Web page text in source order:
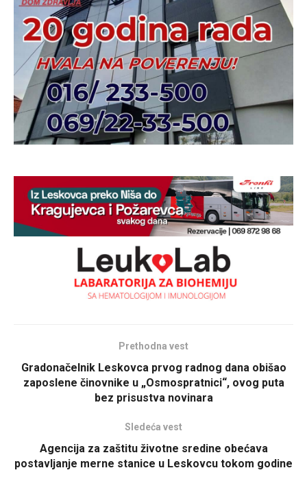
Prethodna vest
Gradonačelnik Leskovca prvog radnog dana obišao
zaposlene činovnike u „Osmospratnici“, ovog puta
bez prisustva novinara
Sledeća vest
Agencija za zaštitu životne sredine obećava
postavljanje merne stanice u Leskovcu tokom godine